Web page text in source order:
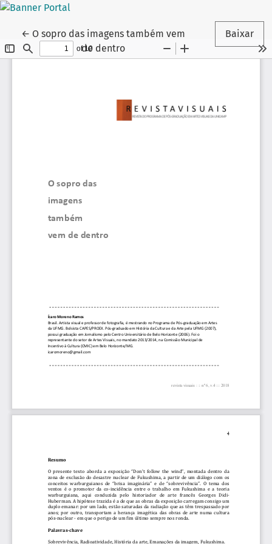
← Voltar aos Detalhes do Artigo
O sopro das imagens também vem
de dentro
Baixar